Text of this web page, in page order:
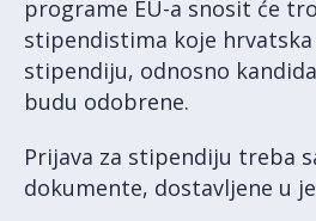
programe EU-a snosit će
stipendistima koje
stipendiju, odnosno
budu odobrene.
Prijava za stipendiju treba
dokumente, dostavljene u